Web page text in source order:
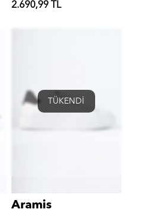
2.690,99 TL
Aramis
TÜKENDİ